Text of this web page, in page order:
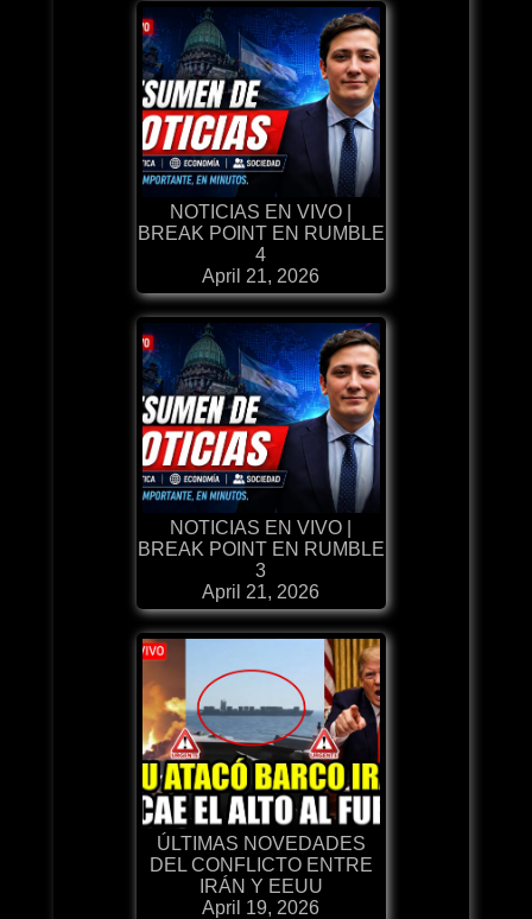
NOTICIAS EN VIVO |
BREAK POINT EN RUMBLE
4
April 21, 2026
NOTICIAS EN VIVO |
BREAK POINT EN RUMBLE
3
April 21, 2026
ÚLTIMAS NOVEDADES
DEL CONFLICTO ENTRE
IRÁN Y EEUU
April 19, 2026